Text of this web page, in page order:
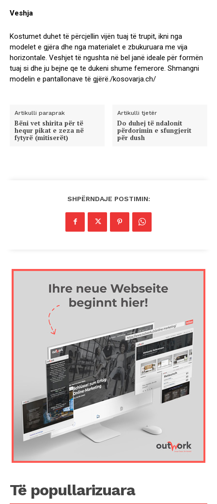
Veshja
Kostumet duhet të përcjellin vijën tuaj të trupit, ikni nga
modelet e gjëra dhe nga materialet e zbukuruara me vija
horizontale. Veshjet të ngushta në bel janë ideale për formën
tuaj si dhe ju bejne qe te dukeni shume femerore. Shmangni
modelin e pantallonave të gjërë./kosovarja.ch/
Artikulli paraprak
Bëni vet shirita për të
hequr pikat e zeza në
fytyrë (mitiserët)
Artikulli tjetër
Do duhej të ndalonit
përdorimin e sfungjerit
për dush
SHPËRNDAJE POSTIMIN:
Të popullarizuara